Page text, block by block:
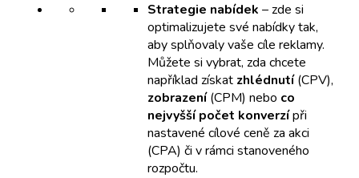
Strategie nabídek – zde si
optimalizujete své nabídky tak,
aby splňovaly vaše cíle reklamy.
Můžete si vybrat, zda chcete
například získat zhlédnutí(CPV),
zobrazení(CPM) nebo co
nejvyšší počet konverzípři
nastavené cílové ceně za akci
(CPA) či v rámci stanoveného
rozpočtu.